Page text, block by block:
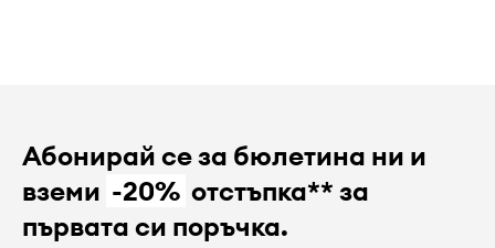
Абонирай се за бюлетина ни и
вземи -20% отстъпка** за
първата си поръчка.